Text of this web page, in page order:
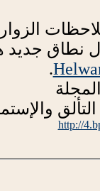
نطاق جديد
.
http://